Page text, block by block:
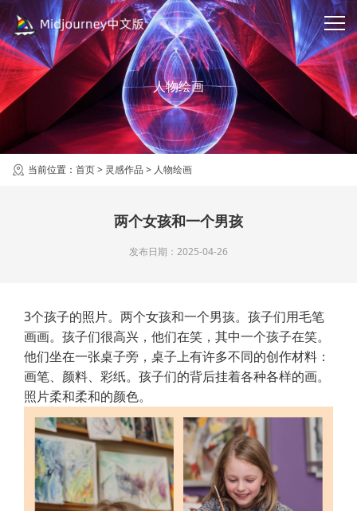
人物绘画
当前位置： 首页> 灵感作品 > 人物绘画
两个女孩和一个男孩
发布日期：2025-04-26
3个孩子的照片。两个女孩和一个男孩。孩子们用毛笔
画画。孩子们很高兴，他们在笑，其中一个孩子在笑。
他们坐在一张桌子旁，桌子上有许多不同的创作材料：
画笔、颜料、彩纸。孩子们的背后挂着各种各样的画。
照片柔和柔和的颜色。